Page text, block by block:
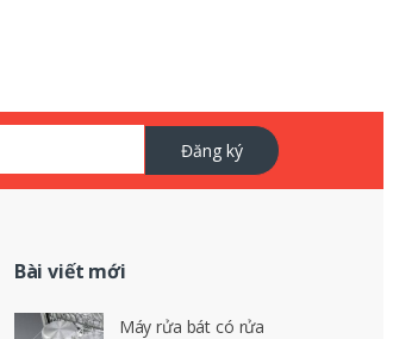
Đăng ký
Bài viết mới
Máy rửa bát có rửa